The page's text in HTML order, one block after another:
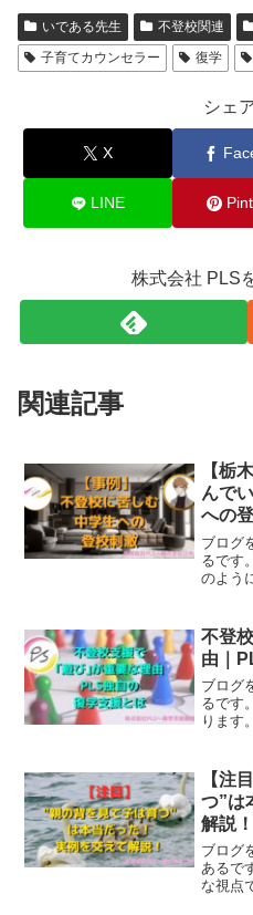
いである先生 不登校関連
子育てカウンセラー
復学
シェ
X
LINE
株式会社 PLS
関連記事
【栃
んで
への
ブログ
るです
のよう
不登
由｜
ブログ
るです
ります
例をご
【注
つ”は
解説！
ブログ
あるで
な視点